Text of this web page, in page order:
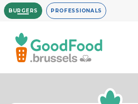
Overslaan
en
inhoud
gaan
BURGERS PROFESSIONALS